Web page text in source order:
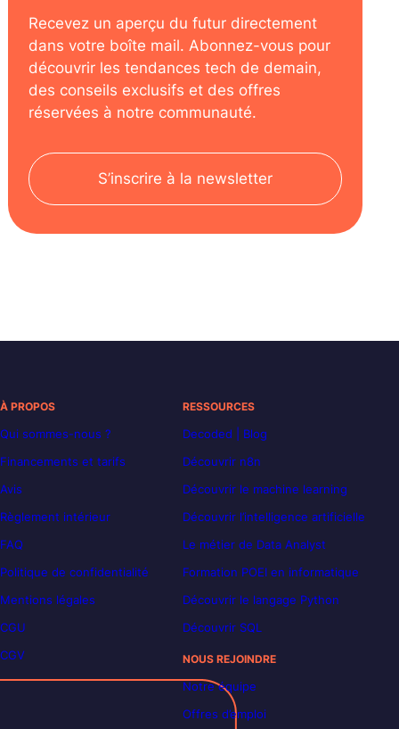
Recevez un aperçu du futur directement
dans votre boîte mail. Abonnez-vous pour
découvrir les tendances tech de demain,
des conseils exclusifs et des offres
réservées à notre communauté.
S’inscrire à la newsletter
À PROPOS
Qui sommes-nous ?
Financements et tarifs
Avis
Règlement intérieur
FAQ
Politique de confidentialité
Mentions légales
CGU
CGV
RESSOURCES
Decoded | Blog
Découvrir n8n
Découvrir le machine learning
Découvrir l’intelligence artificielle
Le métier de Data Analyst
Formation POEI en informatique
Découvrir le langage Python
Découvrir SQL
NOUS REJOINDRE
Notre équipe
Offres d’emploi